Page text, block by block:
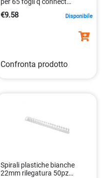
€9.58 Disponibile
Confronta prodotto
Spirali plastiche bianche
22mm rilegatura 50pz